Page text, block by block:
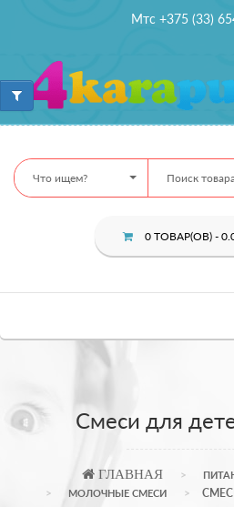
Мтс +375 (33)
Что ищем?
0 ТОВАР(ОВ) -
Смеси для
ГЛАВНАЯ
МОЛОЧНЫЕ СМЕСИ